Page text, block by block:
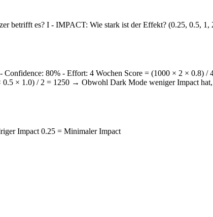
betrifft es? I - IMPACT: Wie stark ist der Effekt? (0.25, 0.5,
80% - Effort: 4 Wochen Score = (1000 × 2 × 0.8)
× 1.0) / 2 = 1250 → Obwohl Dark Mode weniger Impact hat,
Impact 0.25 = Minimaler Impact